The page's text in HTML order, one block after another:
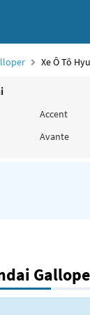
Xe Ô Tô
Accent
Avante